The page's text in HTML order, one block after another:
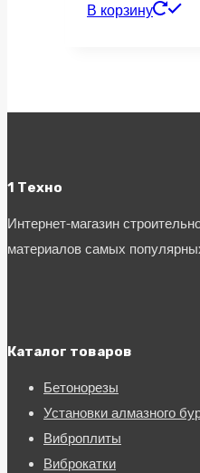
В корзину
1 Техно
Интернет-магазин
материалов самых
Каталог товаров
Бетонорезы
Установки алмазного
Виброплиты
Виброкатки